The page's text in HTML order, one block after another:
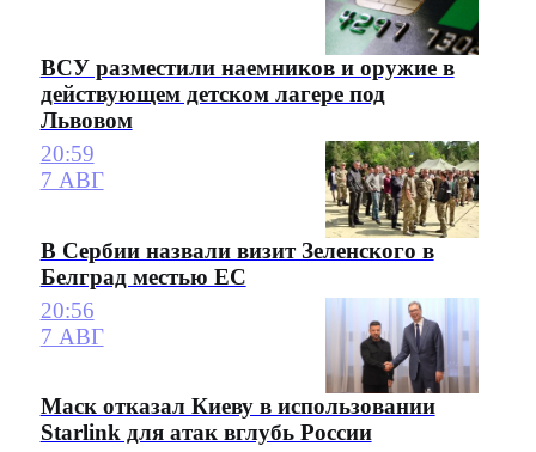
ВСУ разместили наемников и оружие в
действующем детском лагере под
Львовом
20:59
7 АВГ
В Сербии назвали визит Зеленского в
Белград местью ЕС
20:56
7 АВГ
Маск отказал Киеву в использовании
Starlink для атак вглубь России